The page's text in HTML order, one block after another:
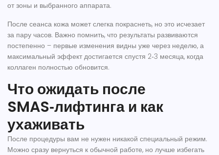
от зоны и выбранного аппарата.
После сеанса кожа может слегка покраснеть, но это исчезает
за пару часов. Важно помнить, что результаты развиваются
постепенно – первые изменения видны уже через неделю, а
максимальный эффект достигается спустя 2‑3 месяца, когда
коллаген полностью обновится.
Что ожидать после
SMAS‑лифтинга и как
ухаживать
После процедуры вам не нужен никакой специальный режим.
Можно сразу вернуться к обычной работе, но лучше избегать